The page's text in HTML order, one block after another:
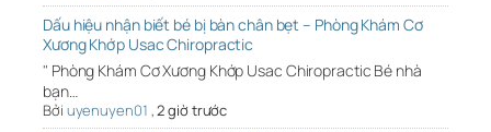
Dấu hiệu nhận biết bé bị bàn chân bẹt – Phòng Khám Cơ
Xương Khớp Usac Chiropractic
" Phòng Khám Cơ Xương Khớp Usac Chiropractic Bé nhà
bạn…
Bởi uyenuyen01 ,2 giờ trước